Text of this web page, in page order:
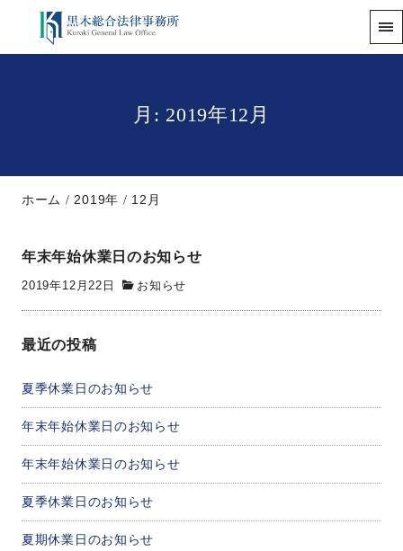
月: 2019年12月
ホーム 2019年 12月
年末年始休業日のお知らせ
2019年12月22日 お知らせ
最近の投稿
夏季休業日のお知らせ
年末年始休業日のお知らせ
年末年始休業日のお知らせ
夏季休業日のお知らせ
夏期休業日のお知らせ